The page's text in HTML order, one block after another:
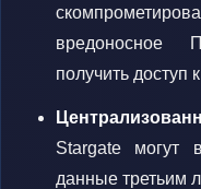
вредоносное
получить доступ
Stargate могут
данные третьим